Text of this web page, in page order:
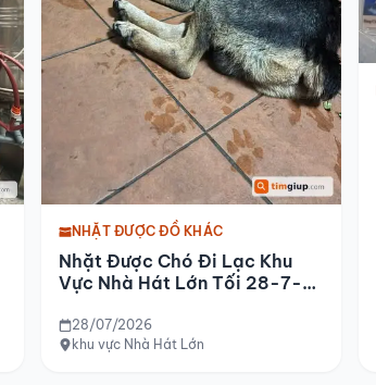
NHẶT ĐƯỢC ĐỒ KHÁC
Nhặt Được Chó Đi Lạc Khu
Vực Nhà Hát Lớn Tối 28-7-
28/07/2026
khu vực Nhà Hát Lớn